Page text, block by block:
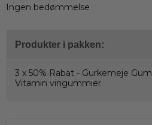
Ingen bedømmelse
Produkter i pakken:
3 x 50% Rabat - Gurkemeje
Vitamin vingummier